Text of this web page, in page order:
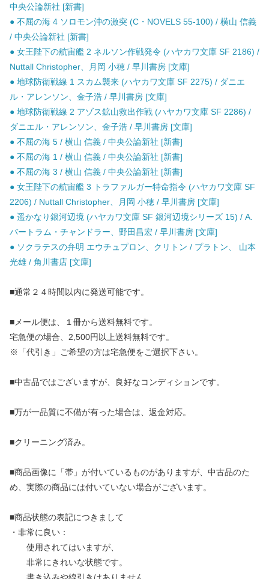
中央公論新社 [新書]
● 不屈の海 4 ソロモン沖の激突 (C・NOVELS 55-100) / 横山 信義
/ 中央公論新社 [新書]
● 女王陛下の航宙艦 2 ネルソン作戦発令 (ハヤカワ文庫 SF 2186) /
Nuttall Christopher、月岡 小穂 / 早川書房 [文庫]
● 地球防衛戦線 1 スカム襲来 (ハヤカワ文庫 SF 2275) / ダニエ
ル・アレンソン、金子浩 / 早川書房 [文庫]
● 地球防衛戦線 2 アゾス鉱山救出作戦 (ハヤカワ文庫 SF 2286) /
ダニエル・アレンソン、金子浩 / 早川書房 [文庫]
● 不屈の海 5 / 横山 信義 / 中央公論新社 [新書]
● 不屈の海 1 / 横山 信義 / 中央公論新社 [新書]
● 不屈の海 3 / 横山 信義 / 中央公論新社 [新書]
● 女王陛下の航宙艦 3 トラファルガー特命指令 (ハヤカワ文庫 SF
2206) / Nuttall Christopher、月岡 小穂 / 早川書房 [文庫]
● 遥かなり銀河辺境 (ハヤカワ文庫 SF 銀河辺境シリーズ 15) / A.
バートラム・チャンドラー、野田昌宏 / 早川書房 [文庫]
● ソクラテスの弁明 エウチュプロン、クリトン / プラトン、 山本
光雄 / 角川書店 [文庫]
■通常２４時間以内に発送可能です。
■メール便は、１冊から送料無料です。
宅急便の場合、2,500円以上送料無料です。
※「代引き」ご希望の方は宅急便をご選択下さい。
■中古品ではございますが、良好なコンディションです。
■万が一品質に不備が有った場合は、返金対応。
■クリーニング済み。
■商品画像に「帯」が付いているものがありますが、中古品のた
め、実際の商品には付いていない場合がございます。
■商品状態の表記につきまして
・非常に良い：
使用されてはいますが、
非常にきれいな状態です。